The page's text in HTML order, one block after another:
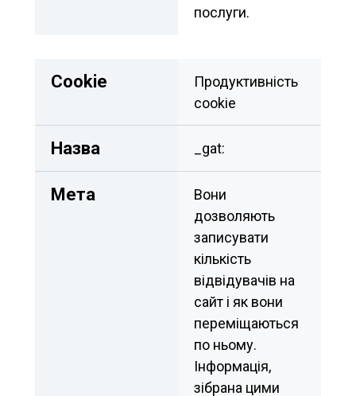
послуги.
Сookie
Продуктивність
cookie
Назва _gat:
Мета
Вони
дозволяють
записувати
кількість
відвідувачів на
сайт і як вони
переміщаються
по ньому.
Інформація,
зібрана цими